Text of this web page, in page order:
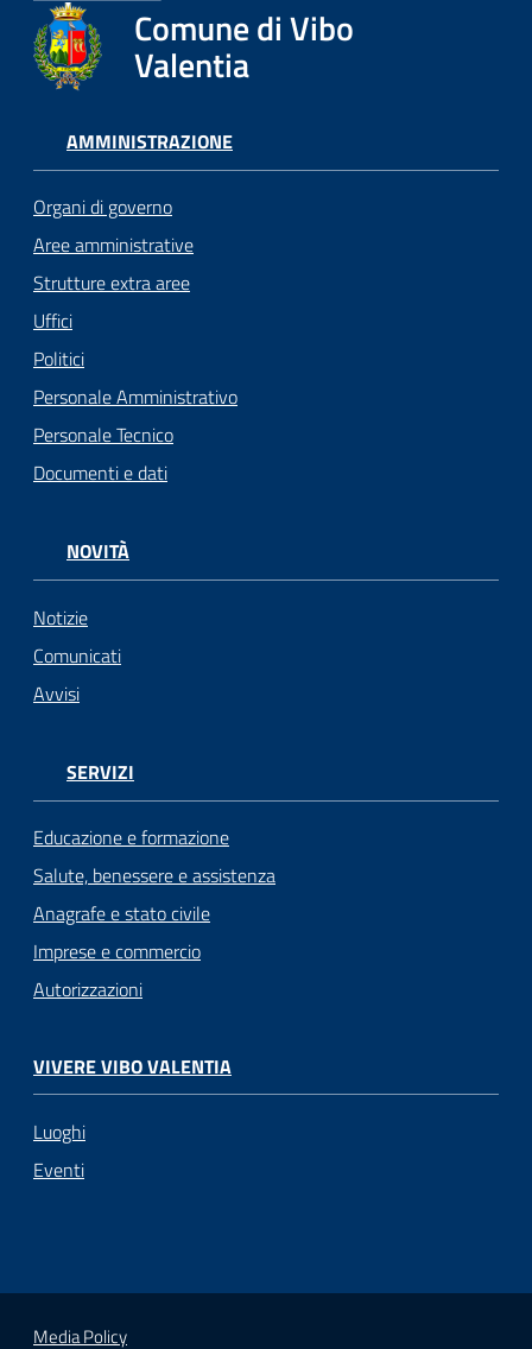
Comune di Vibo
Valentia
AMMINISTRAZIONE
Organi di governo
Aree amministrative
Strutture extra aree
Uffici
Politici
Personale Amministrativo
Personale Tecnico
Documenti e dati
NOVITÀ
Notizie
Comunicati
Avvisi
SERVIZI
Educazione e formazione
Salute, benessere e assistenza
Anagrafe e stato civile
Imprese e commercio
Autorizzazioni
VIVERE VIBO VALENTIA
Luoghi
Eventi
Media Policy